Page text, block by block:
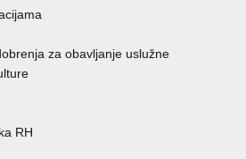
za obavljanje uslužne
RH